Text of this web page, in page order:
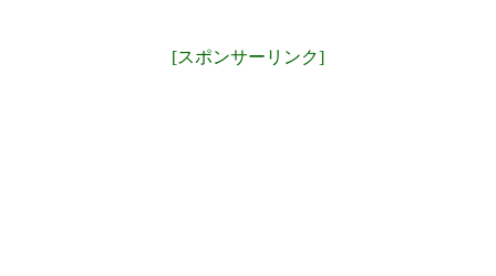
[スポンサーリンク]